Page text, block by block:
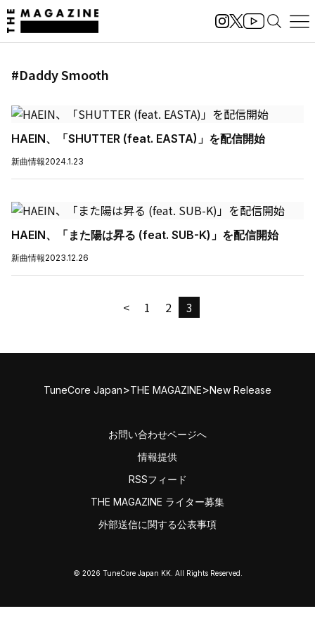
#Daddy Smooth
HAEIN、「SHUTTER (feat. EASTA)」を配信開始
新曲情報2024.1.23
HAEIN、「また陽は昇る (feat. SUB-K)」を配信開始
新曲情報2023.12.26
< 1 2 3
TuneCore Japan>THE MAGAZINE>New Release
お問い合わせページへ
情報提供
RSSフィード
THE MAGAZINE ライター募集
外部送信に関する公表事項
© 2026 TuneCore Japan KK. All Rights Reserved.